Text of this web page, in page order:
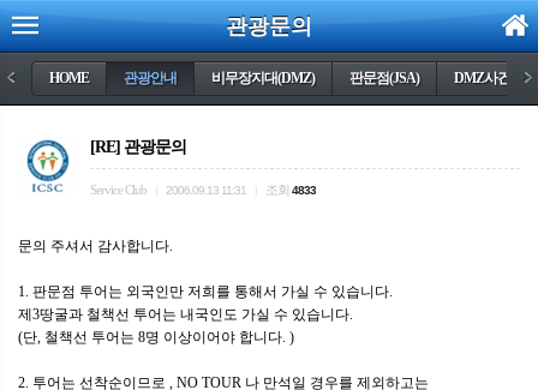
관광문의
< HOME 관광안내 비무장지대(DMZ) 판문점(JSA) DMZ사건들 >
[RE] 관광문의
Service Club 2006.09.13 11:31 조회 4833
문의 주셔서 감사합니다.
1. 판문점 투어는 외국인만 저희를 통해서 가실 수 있습니다.
제3땅굴과 철책선 투어는 내국인도 가실 수 있습니다.
(단, 철책선 투어는 8명 이상이어야 합니다. )
2. 투어는 선착순이므로 , NO TOUR 나 만석일 경우를 제외하고는